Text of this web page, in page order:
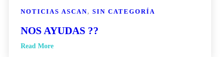
NOTICIAS ASCAN, SIN CATEGORÍA
NOS AYUDAS ??
Read More